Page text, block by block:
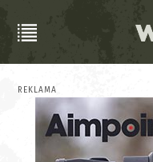
REKLAMA